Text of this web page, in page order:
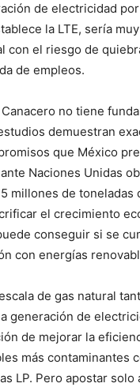
de electricidad
la LTE, sería
con el riesgo de
de empleos.
no tiene
demuestran
que México
Naciones Unidas
millones de toneladas
el crecimiento
conseguir si se
con energías
de gas natural
generación de
de mejorar la
más contaminantes
LP. Pero apostar solo